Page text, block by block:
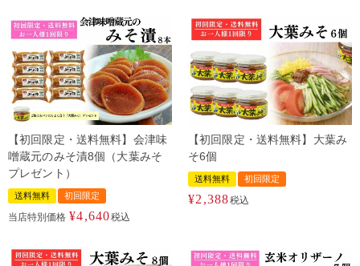
【初回限定・送料無料】会津味
噌蔵元のみそ漬8個（大葉みそ
プレゼント）
送料無料 初回限定
当店特別価格 ¥4,640税込
【初回限定・送料無料】大葉み
そ6個
送料無料 初回限定
¥2,388税込